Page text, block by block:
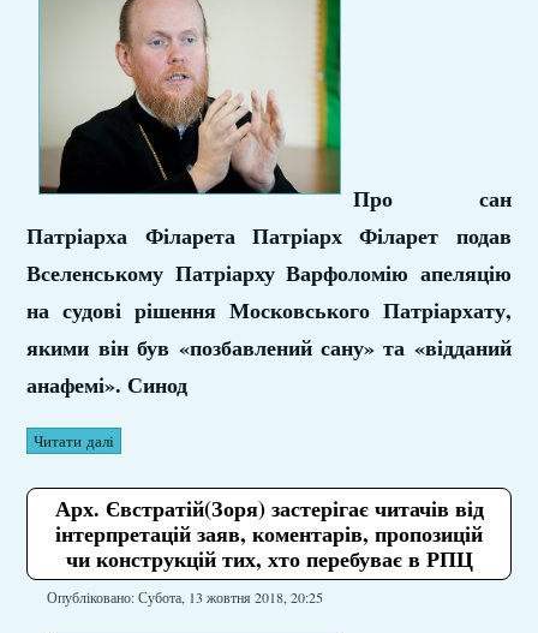
Про сан
Патріарха Філарета Патріарх Філарет подав
Вселенському Патріарху Варфоломію апеляцію
на судові рішення Московського Патріархату,
якими він був «позбавлений сану» та «відданий
анафемі». Синод
Читати далі
Арх. Євстратій(Зоря) застерігає читачів від
інтерпретацій заяв, коментарів, пропозицій
чи конструкцій тих, хто перебуває в РПЦ
Опубліковано: Субота, 13 жовтня 2018, 20:25